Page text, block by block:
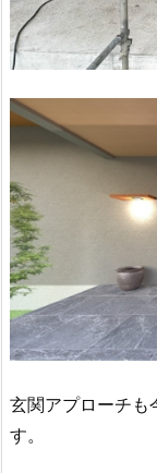
玄関アプローチ
す。